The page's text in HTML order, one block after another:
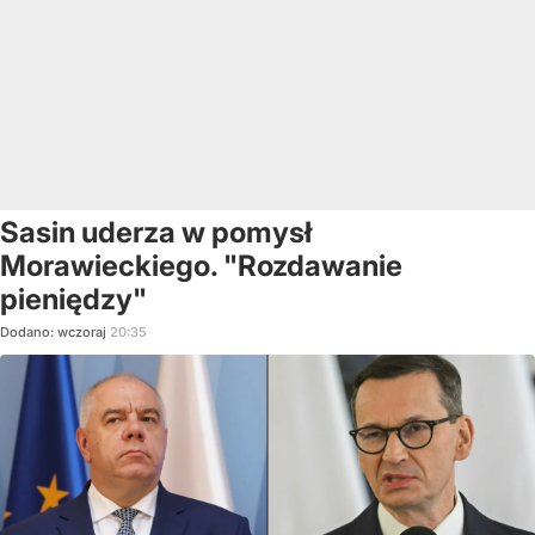
Sasin uderza w pomysł
Morawieckiego. "Rozdawanie
pieniędzy"
Dodano: wczoraj 20:35